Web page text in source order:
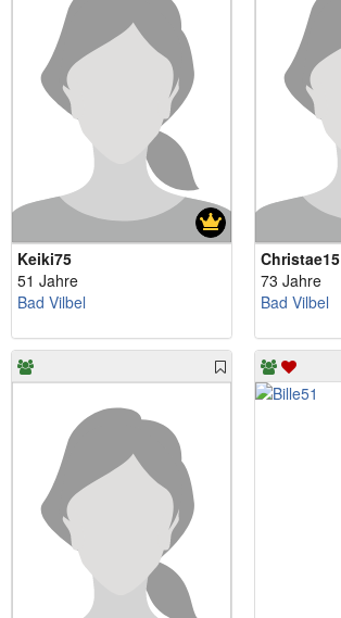
Keiki75
51 Jahre
Bad Vilbel
Christae15
73 Jahre
Bad Vilbel